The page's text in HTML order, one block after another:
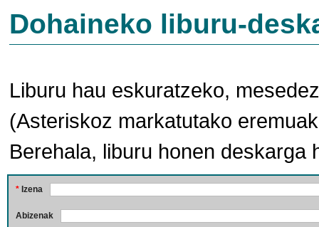
Dohaineko liburu-
Liburu hau eskuratzeko,
(Asteriskoz markatutako
Berehala, liburu honen deskarga
* Izena
Abizenak